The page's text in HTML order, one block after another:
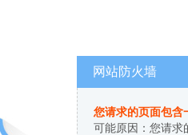
网站防火墙
您请求的页面包含
可能原因：您请求